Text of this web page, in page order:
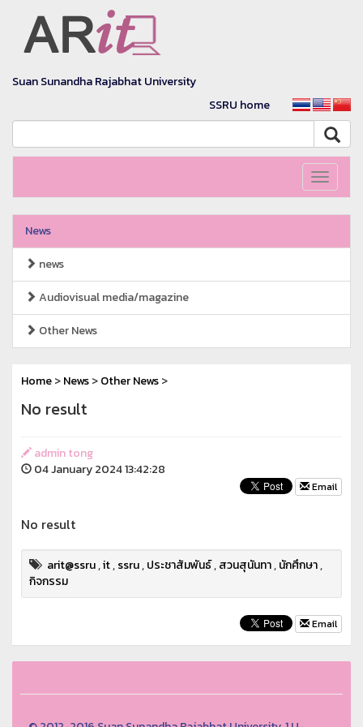
Suan Sunandha Rajabhat University
SSRU home
Toggle
News
news
Audiovisual media/magazine
Other News
Home>News>Other News>
No result
admin tong
04 January 2024 13:42:28
Email
No result
arit@ssru,it,ssru,ประชาสัมพันธ์,สวนสุนันทา,นักศึกษา,
กิจกรรม
Email